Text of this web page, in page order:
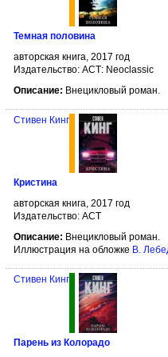
Темная половина
авторская книга, 2017 год
Издательство: АСТ: Neoclassic
Описание: Внецикловый роман.
Стивен Кинг
Кристина
авторская книга, 2017 год
Издательство: АСТ
Описание: Внецикловый роман.
Иллюстрация на обложке В.
Стивен Кинг
Парень из Колорадо